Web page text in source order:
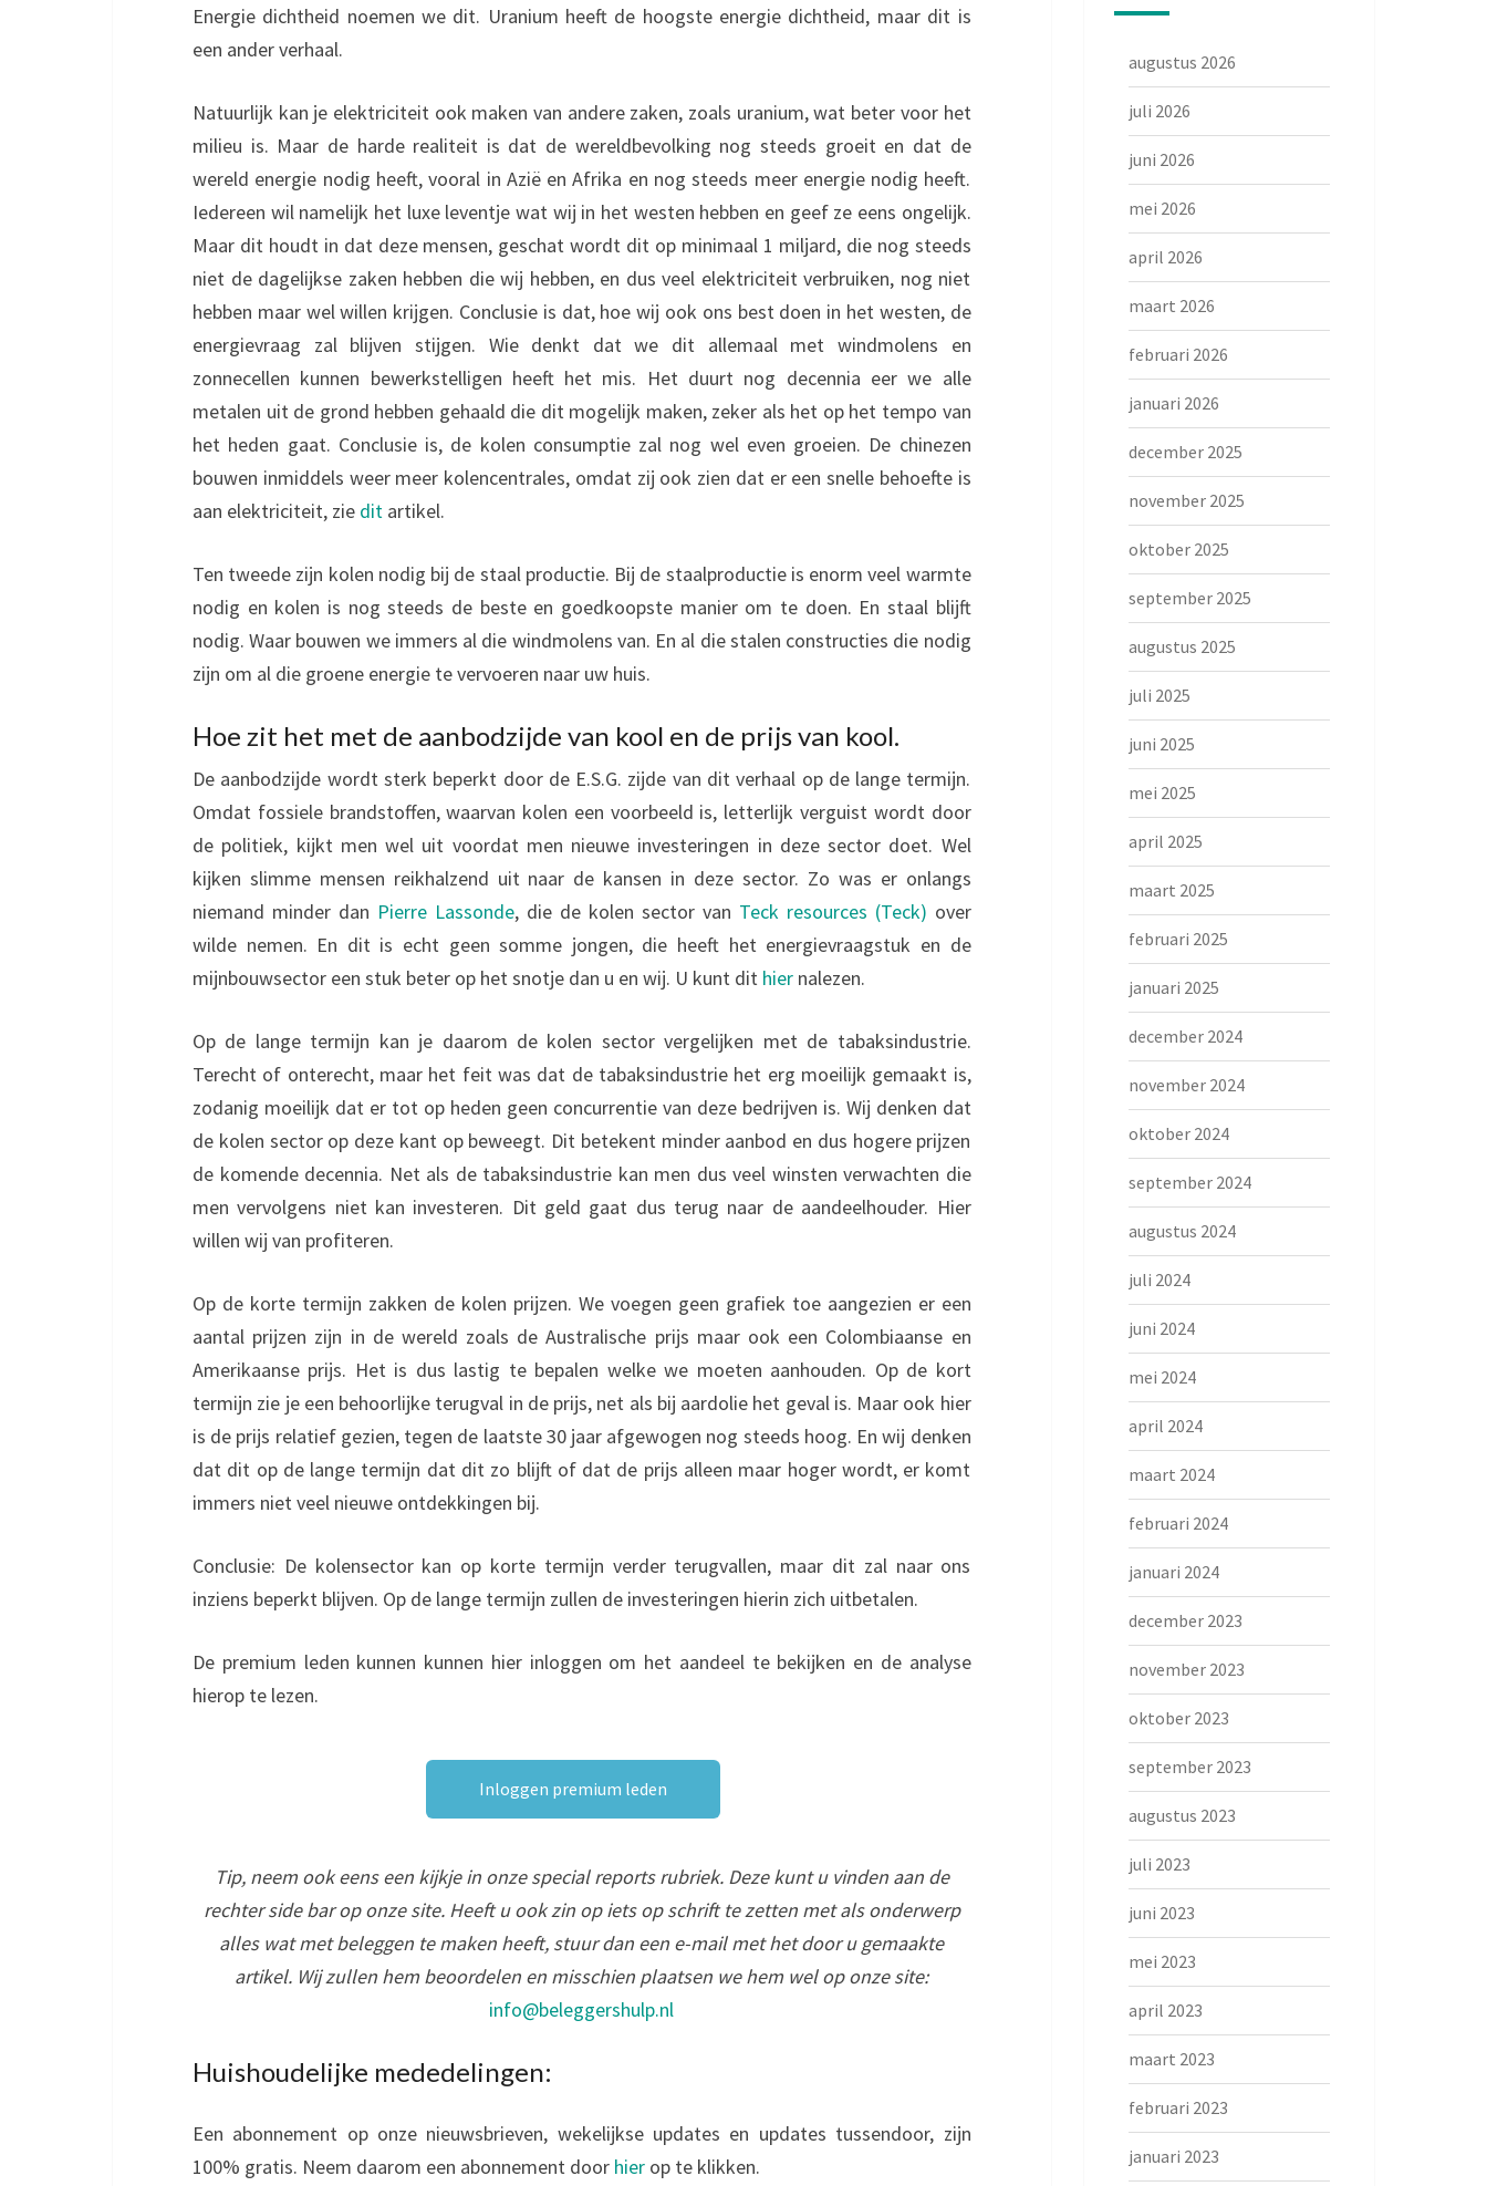
Energie dichtheid noemen we dit. Uranium heeft de hoogste energie dichtheid, maar dit is
een ander verhaal.
Natuurlijk kan je elektriciteit ook maken van andere zaken, zoals uranium, wat beter voor het
milieu is. Maar de harde realiteit is dat de wereldbevolking nog steeds groeit en dat de
wereld energie nodig heeft, vooral in Azië en Afrika en nog steeds meer energie nodig heeft.
Iedereen wil namelijk het luxe leventje wat wij in het westen hebben en geef ze eens ongelijk.
Maar dit houdt in dat deze mensen, geschat wordt dit op minimaal 1 miljard, die nog steeds
niet de dagelijkse zaken hebben die wij hebben, en dus veel elektriciteit verbruiken, nog niet
hebben maar wel willen krijgen. Conclusie is dat, hoe wij ook ons best doen in het westen, de
energievraag zal blijven stijgen. Wie denkt dat we dit allemaal met windmolens en
zonnecellen kunnen bewerkstelligen heeft het mis. Het duurt nog decennia eer we alle
metalen uit de grond hebben gehaald die dit mogelijk maken, zeker als het op het tempo van
het heden gaat. Conclusie is, de kolen consumptie zal nog wel even groeien. De chinezen
bouwen inmiddels weer meer kolencentrales, omdat zij ook zien dat er een snelle behoefte is
aan elektriciteit, zie dit artikel.
Ten tweede zijn kolen nodig bij de staal productie. Bij de staalproductie is enorm veel warmte
nodig en kolen is nog steeds de beste en goedkoopste manier om te doen. En staal blijft
nodig. Waar bouwen we immers al die windmolens van. En al die stalen constructies die nodig
zijn om al die groene energie te vervoeren naar uw huis.
Hoe zit het met de aanbodzijde van kool en de prijs van kool.
De aanbodzijde wordt sterk beperkt door de E.S.G. zijde van dit verhaal op de lange termijn.
Omdat fossiele brandstoffen, waarvan kolen een voorbeeld is, letterlijk verguist wordt door
de politiek, kijkt men wel uit voordat men nieuwe investeringen in deze sector doet. Wel
kijken slimme mensen reikhalzend uit naar de kansen in deze sector. Zo was er onlangs
niemand minder dan Pierre Lassonde, die de kolen sector van Teck resources (Teck) over
wilde nemen. En dit is echt geen somme jongen, die heeft het energievraagstuk en de
mijnbouwsector een stuk beter op het snotje dan u en wij. U kunt dit hier nalezen.
Op de lange termijn kan je daarom de kolen sector vergelijken met de tabaksindustrie.
Terecht of onterecht, maar het feit was dat de tabaksindustrie het erg moeilijk gemaakt is,
zodanig moeilijk dat er tot op heden geen concurrentie van deze bedrijven is. Wij denken dat
de kolen sector op deze kant op beweegt. Dit betekent minder aanbod en dus hogere prijzen
de komende decennia. Net als de tabaksindustrie kan men dus veel winsten verwachten die
men vervolgens niet kan investeren. Dit geld gaat dus terug naar de aandeelhouder. Hier
willen wij van profiteren.
Op de korte termijn zakken de kolen prijzen. We voegen geen grafiek toe aangezien er een
aantal prijzen zijn in de wereld zoals de Australische prijs maar ook een Colombiaanse en
Amerikaanse prijs. Het is dus lastig te bepalen welke we moeten aanhouden. Op de kort
termijn zie je een behoorlijke terugval in de prijs, net als bij aardolie het geval is. Maar ook hier
is de prijs relatief gezien, tegen de laatste 30 jaar afgewogen nog steeds hoog. En wij denken
dat dit op de lange termijn dat dit zo blijft of dat de prijs alleen maar hoger wordt, er komt
immers niet veel nieuwe ontdekkingen bij.
Conclusie: De kolensector kan op korte termijn verder terugvallen, maar dit zal naar ons
inziens beperkt blijven. Op de lange termijn zullen de investeringen hierin zich uitbetalen.
De premium leden kunnen kunnen hier inloggen om het aandeel te bekijken en de analyse
hierop te lezen.
Inloggen premium leden
Tip, neem ook eens een kijkje in onze special reports rubriek. Deze kunt u vinden aan de
rechter side bar op onze site. Heeft u ook zin op iets op schrift te zetten met als onderwerp
alles wat met beleggen te maken heeft, stuur dan een e-mail met het door u gemaakte
artikel. Wij zullen hem beoordelen en misschien plaatsen we hem wel op onze site:
info@beleggershulp.nl
Huishoudelijke mededelingen:
Een abonnement op onze nieuwsbrieven, wekelijkse updates en updates tussendoor, zijn
100% gratis. Neem daarom een abonnement door hier op te klikken.
augustus 2026
juli 2026
juni 2026
mei 2026
april 2026
maart 2026
februari 2026
januari 2026
december 2025
november 2025
oktober 2025
september 2025
augustus 2025
juli 2025
juni 2025
mei 2025
april 2025
maart 2025
februari 2025
januari 2025
december 2024
november 2024
oktober 2024
september 2024
augustus 2024
juli 2024
juni 2024
mei 2024
april 2024
maart 2024
februari 2024
januari 2024
december 2023
november 2023
oktober 2023
september 2023
augustus 2023
juli 2023
juni 2023
mei 2023
april 2023
maart 2023
februari 2023
januari 2023